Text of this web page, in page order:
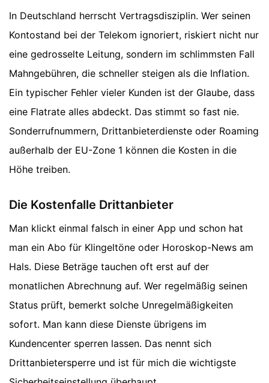
In Deutschland herrscht Vertragsdisziplin. Wer seinen
Kontostand bei der Telekom ignoriert, riskiert nicht nur
eine gedrosselte Leitung, sondern im schlimmsten Fall
Mahngebühren, die schneller steigen als die Inflation.
Ein typischer Fehler vieler Kunden ist der Glaube, dass
eine Flatrate alles abdeckt. Das stimmt so fast nie.
Sonderrufnummern, Drittanbieterdienste oder Roaming
außerhalb der EU-Zone 1 können die Kosten in die
Höhe treiben.
Die Kostenfalle Drittanbieter
Man klickt einmal falsch in einer App und schon hat
man ein Abo für Klingeltöne oder Horoskop-News am
Hals. Diese Beträge tauchen oft erst auf der
monatlichen Abrechnung auf. Wer regelmäßig seinen
Status prüft, bemerkt solche Unregelmäßigkeiten
sofort. Man kann diese Dienste übrigens im
Kundencenter sperren lassen. Das nennt sich
Drittanbietersperre und ist für mich die wichtigste